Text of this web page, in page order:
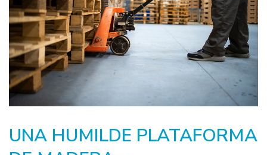
UNA HUMILDE PLATAFORMA